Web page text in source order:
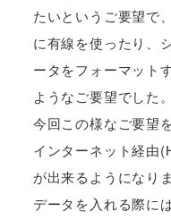
たいというご要望で
に有線を使ったり、
ータをフォーマット
ようなご要望でした。
今回この様なご要望
インターネット経由
が出来るようになり
データを入れる際に